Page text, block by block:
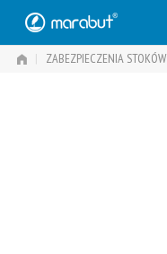
content| ZABEZPIECZENIA STOKÓW